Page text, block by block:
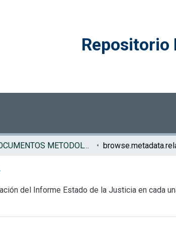
DOCUMENTOS METODOLÓGICOS EJ
del Informe Estado de la Justicia en cada